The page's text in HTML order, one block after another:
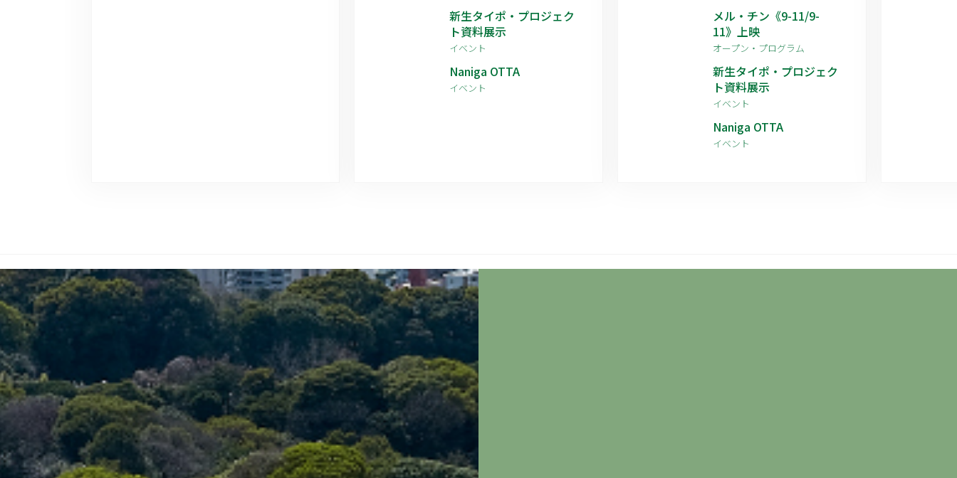
新生タイポ・プロジェク
ト資料展示
イベント
Naniga OTTA
イベント
メル・チン《9-11/9-
11》上映
オープン・プログラム
新生タイポ・プロジェク
ト資料展示
イベント
Naniga OTTA
イベント